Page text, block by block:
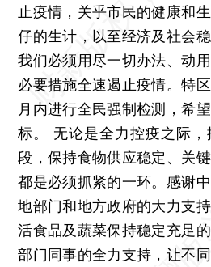
止疫情，关乎市民的健康和
仔的生计，以至经济及社会
我们必须用尽一切办法、动
必要措施全速遏止疫情。特
月内进行全民强制检测，希
标。 无论是全力控疫之际
段，保持食物供应稳定、关
都是必须抓紧的一环。感谢
地部门和地方政府的大力支
活食品及蔬菜保持稳定充足
部门同事的全力支持，让不